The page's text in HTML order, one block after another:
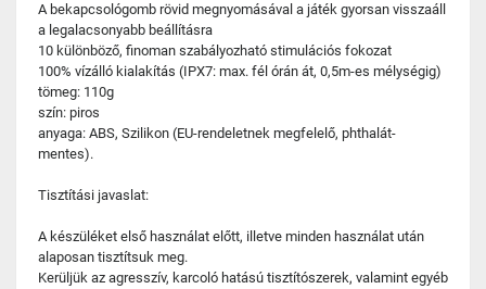
A bekapcsológomb rövid megnyomásával a játék gyorsan visszaáll
a legalacsonyabb beállításra
10 különböző, finoman szabályozható stimulációs fokozat
100% vízálló kialakítás (IPX7: max. fél órán át, 0,5m-es mélységig)
tömeg: 110g
szín: piros
anyaga: ABS, Szilikon (EU-rendeletnek megfelelő, phthalát-
mentes).
Tisztítási javaslat:
A készüléket első használat előtt, illetve minden használat után
alaposan tisztítsuk meg.
Kerüljük az agresszív, karcoló hatású tisztítószerek, valamint egyéb